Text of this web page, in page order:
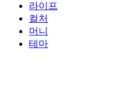
라이프
컬처
머니
테마